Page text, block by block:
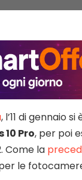
, l’11 di gennaio
10 Pro, per poi
Come la
le